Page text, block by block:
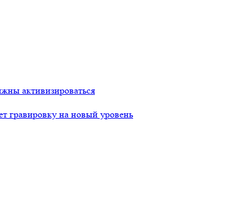
активизироваться
гравировку на новый уровень